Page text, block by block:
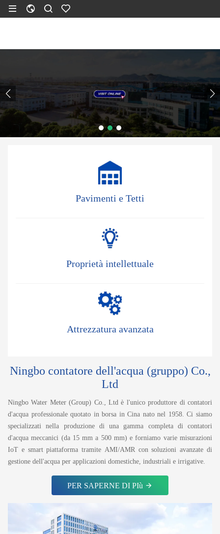
Pavimenti e Tetti
Proprietà intellettuale
Attrezzatura avanzata
Ningbo contatore dell'acqua (gruppo) Co.,
Ltd
Ningbo Water Meter (Group) Co., Ltd è l'unico produttore di contatori
d'acqua professionale quotato in borsa in Cina nato nel 1958. Ci siamo
specializzati nella produzione di una gamma completa di contatori
d'acqua meccanici (da 15 mm a 500 mm) e forniamo varie misurazioni
IoT e smart piattaforma tramite AMI/AMR con soluzioni avanzate di
gestione dell'acqua per applicazioni domestiche, industriali e irrigative.
PER SAPERNE DI PIù